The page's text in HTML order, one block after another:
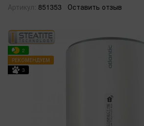
Артикул: 851353 Оставить отзыв
2
РЕКОМЕНДУЕМ
3